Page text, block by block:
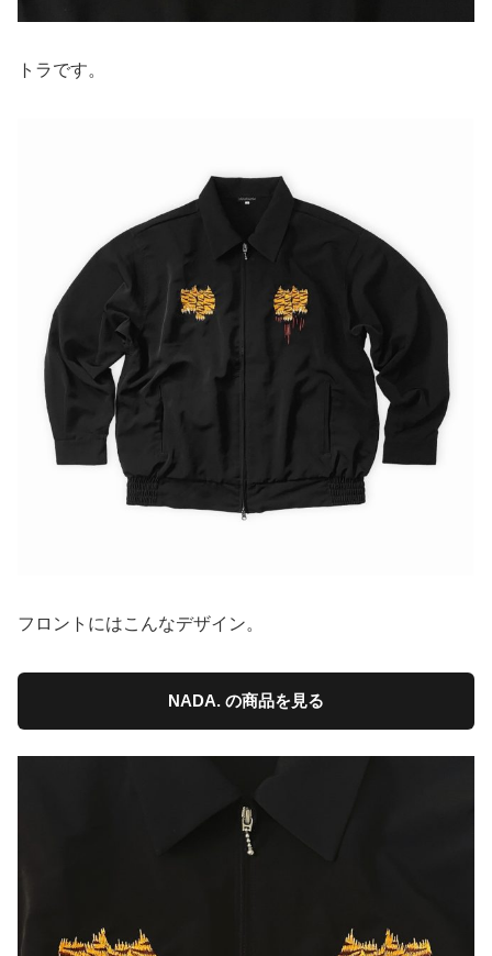
トラです。
フロントにはこんなデザイン。
NADA. の商品を見る